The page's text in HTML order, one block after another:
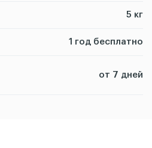
5 кг
1 год бесплатно
от 7 дней